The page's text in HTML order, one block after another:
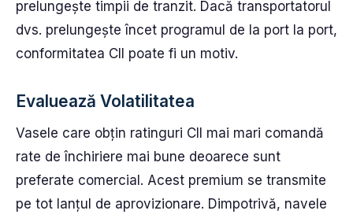
prelungește timpii de tranzit. Dacă transportatorul
dvs. prelungește încet programul de la port la port,
conformitatea CII poate fi un motiv.
Evaluează Volatilitatea
Vasele care obțin ratinguri CII mai mari comandă
rate de închiriere mai bune deoarece sunt
preferate comercial. Acest premium se transmite
pe tot lanțul de aprovizionare. Dimpotrivă, navele